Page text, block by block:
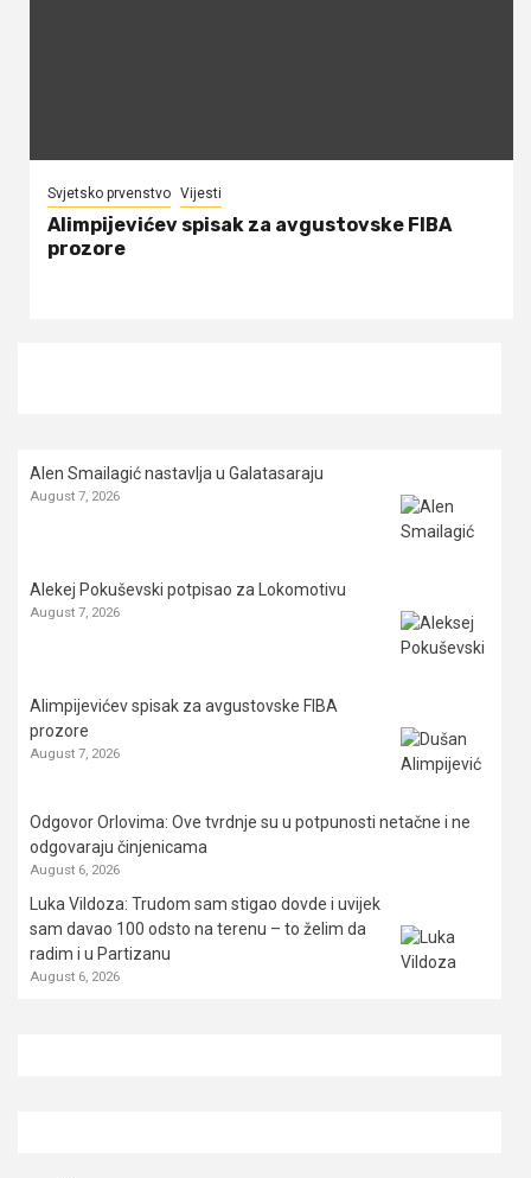
Svjetsko prvenstvo Vijesti
Alimpijevićev spisak za avgustovske FIBA
prozore
Alen Smailagić nastavlja u Galatasaraju
August 7, 2026
Alekej Pokuševski potpisao za Lokomotivu
August 7, 2026
Alimpijevićev spisak za avgustovske FIBA
prozore
August 7, 2026
Odgovor Orlovima: ​Ove tvrdnje su u potpunosti netačne i ne
odgovaraju činjenicama
August 6, 2026
Luka Vildoza: Trudom sam stigao dovde i uvijek
sam davao 100 odsto na terenu – to želim da
radim i u Partizanu
August 6, 2026